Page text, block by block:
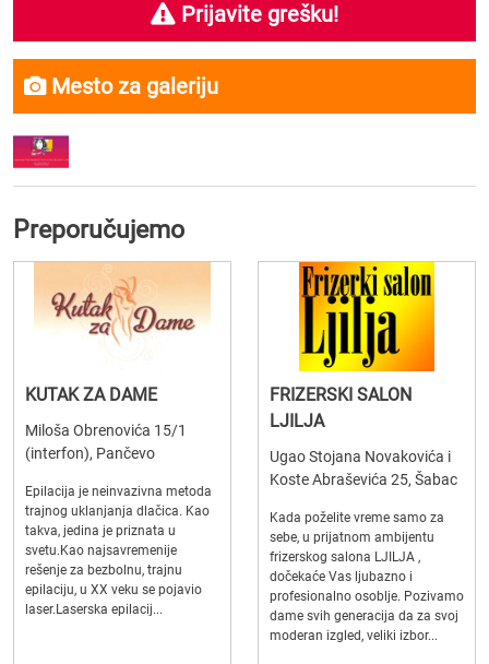
Prijavite grešku!
Mesto za galeriju
Preporučujemo
KUTAK ZA DAME
Miloša Obrenovića 15/1
(interfon), Pančevo
Epilacija je neinvazivna metoda
trajnog uklanjanja dlačica. Kao
takva, jedina je priznata u
svetu.Kao najsavremenije
rešenje za bezbolnu, trajnu
epilaciju, u XX veku se pojavio
laser.Laserska epilacij...
FRIZERSKI SALON
LJILJA
Ugao Stojana Novakovića i
Koste Abraševića 25, Šabac
Kada poželite vreme samo za
sebe, u prijatnom ambijentu
frizerskog salona LJILJA ,
dočekaće Vas ljubazno i
profesionalno osoblje. Pozivamo
dame svih generacija da za svoj
moderan izgled, veliki izbor...